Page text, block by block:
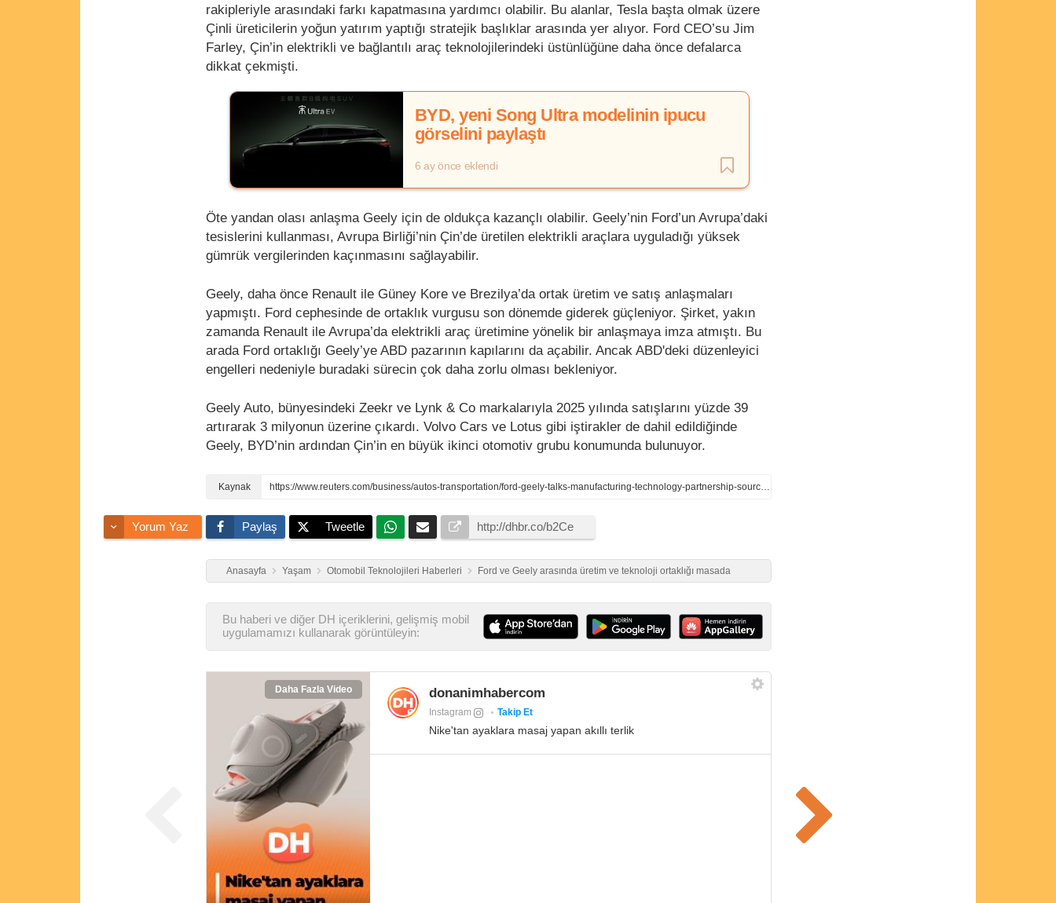
rakipleriyle arasındaki farkı kapatmasına yardımcı olabilir. Bu alanlar, Tesla başta olmak üzere
Çinli üreticilerin yoğun yatırım yaptığı stratejik başlıklar arasında yer alıyor. Ford CEO’su Jim
Farley, Çin’in elektrikli ve bağlantılı araç teknolojilerindeki üstünlüğüne daha önce defalarca
dikkat çekmişti.
BYD, yeni Song Ultra modelinin ipucu
görselini paylaştı
6 ay önce eklendi
Öte yandan olası anlaşma Geely için de oldukça kazançlı olabilir. Geely’nin Ford’un Avrupa’daki
tesislerini kullanması, Avrupa Birliği’nin Çin’de üretilen elektrikli araçlara uyguladığı yüksek
gümrük vergilerinden kaçınmasını sağlayabilir.
Geely, daha önce Renault ile Güney Kore ve Brezilya’da ortak üretim ve satış anlaşmaları
yapmıştı. Ford cephesinde de ortaklık vurgusu son dönemde giderek güçleniyor. Şirket, yakın
zamanda Renault ile Avrupa’da elektrikli araç üretimine yönelik bir anlaşmaya imza atmıştı. Bu
arada Ford ortaklığı Geely’ye ABD pazarının kapılarını da açabilir. Ancak ABD'deki düzenleyici
engelleri nedeniyle buradaki sürecin çok daha zorlu olması bekleniyor.
Geely Auto, bünyesindeki Zeekr ve Lynk & Co markalarıyla 2025 yılında satışlarını yüzde 39
artırarak 3 milyonun üzerine çıkardı. Volvo Cars ve Lotus gibi iştirakler de dahil edildiğinde
Geely, BYD’nin ardından Çin’in en büyük ikinci otomotiv grubu konumunda bulunuyor.
https://www.reuters.com/business/autos-transportation/ford-geely-talks-manufacturing-technology-partnership-sources-say-2026-02-04/
Yorum Yaz Paylaş Tweetle
Anasayfa Yaşam Otomobil Teknolojileri Haberleri Ford ve Geely arasında üretim ve teknoloji ortaklığı masada
Bu haberi ve diğer DH içeriklerini, gelişmiş mobil
uygulamamızı kullanarak görüntüleyin:
Daha Fazla Video donanimhabercom
Instagram Takip Et
Nike'tan ayaklara masaj yapan akıllı terlik